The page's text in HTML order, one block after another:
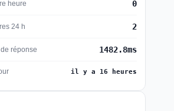
heure 0
24 h 2
réponse 1482.8ms
il y a 16 heures